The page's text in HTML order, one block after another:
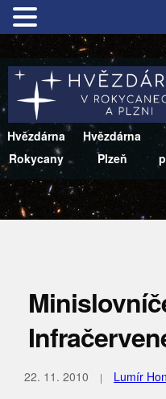
Hvězdárna
Rokycany
Hvězdárna
Plzeň
22. 11. 2010 Lumír